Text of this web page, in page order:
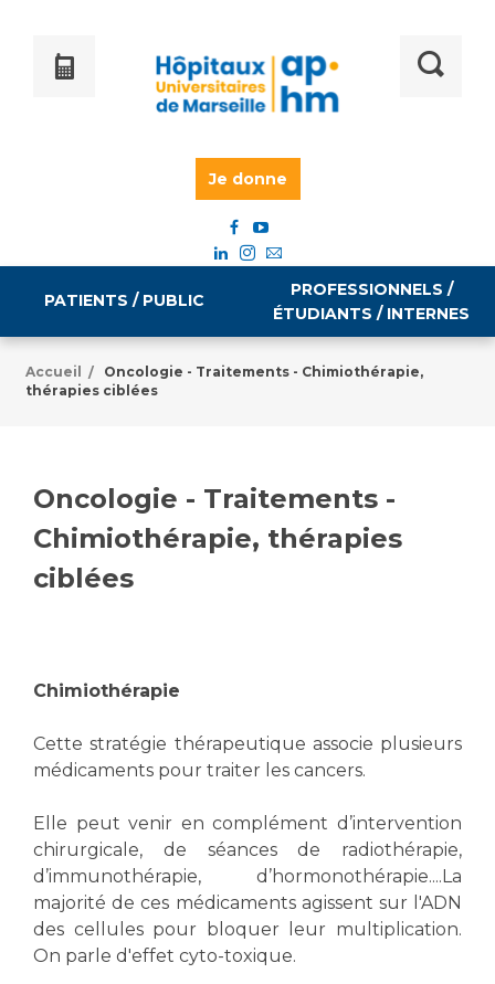
Je donne
PATIENTS / PUBLIC
Informations pratiques
Tarifs
Vous accompagnez, vous rendez visite à un patient
Vous allez être hospitalisé(e)
Vous avez un examen d'imagerie ou de radiologie
myaphm, votre espace santé en ligne
Infos COVID-19
Vivre ensemble à l'hôpital
Culture à l'hôpital
Laïcité et cultes
Les associations
Livret d'accueil
PROFESSIONNELS /
ÉTUDIANTS / INTERNES
Égalité professionnelle
Emploi / formation
Emplois paramédicaux
Emplois administratifs
Emplois techniques et médico-techniques
Emplois divers
Emplois socio-éducatifs
Stages paramédicaux
Chercheurs
La recherche clinique à l'AP-HM
Accueil /
Oncologie - Traitements - Chimiothérapie,
thérapies ciblées
Oncologie - Traitements -
Chimiothérapie, thérapies
ciblées
Chimiothérapie
Cette stratégie thérapeutique associe plusieurs
médicaments pour traiter les cancers.
Elle peut venir en complément d’intervention
chirurgicale, de séances de radiothérapie,
d’immunothérapie, d’hormonothérapie....La
majorité de ces médicaments agissent sur l'ADN
des cellules pour bloquer leur multiplication.
On parle d'effet cyto-toxique.